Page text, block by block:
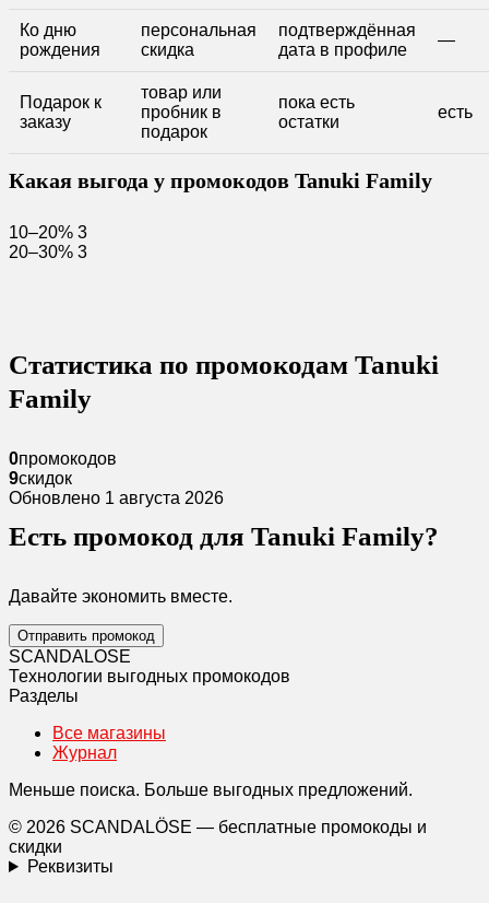
Ко дню
рождения
персональная
скидка
подтверждённая
дата в профиле
—
Подарок к
заказу
товар или
пробник в
подарок
пока есть
остатки
есть
Какая выгода у промокодов Tanuki Family
10–20% 3
20–30% 3
Статистика по промокодам Tanuki
Family
0промокодов
9скидок
Обновлено 1 августа 2026
Есть промокод для Tanuki Family?
Давайте экономить вместе.
Отправить промокод
SCANDALOSE
Технологии выгодных промокодов
Разделы
Все магазины
Журнал
Меньше поиска. Больше выгодных предложений.
© 2026 SCANDALÖSE — бесплатные промокоды и
скидки
Реквизиты